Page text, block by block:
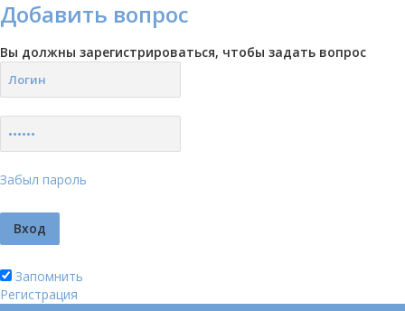
Добавить вопрос
Вы должны зарегистрироваться, чтобы задать вопрос
Забыл пароль
Запомнить
Регистрация